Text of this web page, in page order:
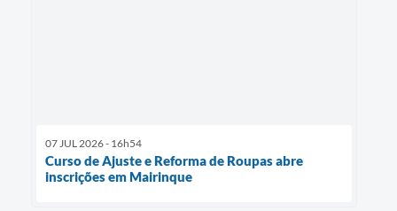
07 JUL 2026 - 16h54
Curso de Ajuste e Reforma de Roupas abre
inscrições em Mairinque